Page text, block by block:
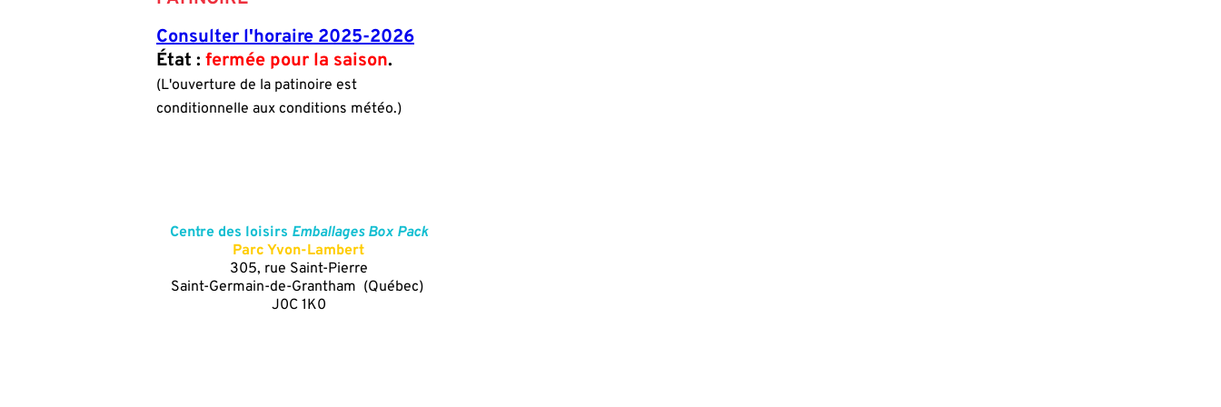
Consulter l'horaire 2025-2026
État : fermée pour la saison.
(L'ouverture de la patinoire est
conditionnelle aux conditions météo.)
Centre des loisirs Emballages Box Pack
Parc Yvon-Lambert
305, rue Saint-Pierre
Saint-Germain-de-Grantham (Québec)
J0C 1K0